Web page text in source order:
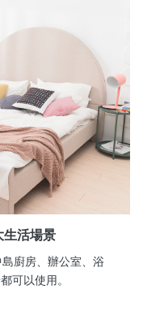
活場景
廚房、辦公室、浴
可以使用。